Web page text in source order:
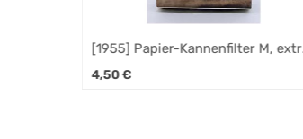
[1955] Papier-Kannenfilter M, extra
lang
4,50€